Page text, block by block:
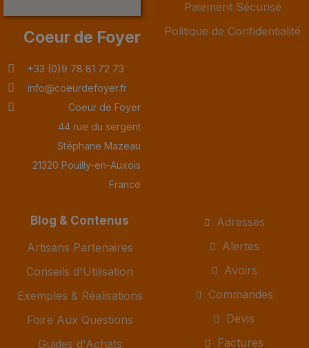
Coeur de Foyer
+33 (0)9 78 81 72 73
info@coeurdefoyer.fr
Coeur de Foyer
44 rue du sergent
Stéphane Mazeau
21320 Pouilly-en-Auxois
France
Paiement Sécurisé
Politique de Confidentialité
Blog & Contenus
Artisans Partenaires
Conseils d'Utilisation
Exemples & Réalisations
Foire Aux Questions
Guides d'Achats
Adresses
Alertes
Avoirs
Commandes
Devis
Factures